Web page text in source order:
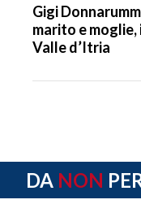
Gigi
marito e
Valle d’Itria
DA NON